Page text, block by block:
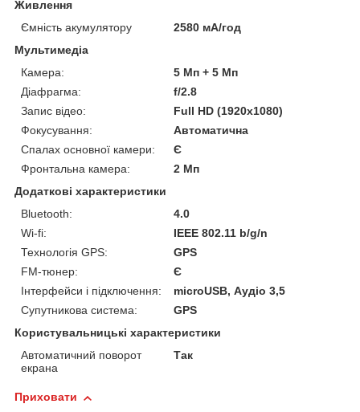
Живлення
Ємність акумулятору
2580 мА/год
Мультимедіа
Камера:
5 Мп + 5 Мп
Діафрагма:
f/2.8
Запис відео:
Full HD (1920x1080)
Фокусування:
Автоматична
Спалах основної камери:
Є
Фронтальна камера:
2 Мп
Додаткові характеристики
Bluetooth:
4.0
Wi-fi:
IEEE 802.11 b/g/n
Технологія GPS:
GPS
FM-тюнер:
Є
Інтерфейси і підключення:
microUSB, Аудіо 3,5
Супутникова система:
GPS
Користувальницькі характеристики
Автоматичний поворот
екрана
Так
Приховати